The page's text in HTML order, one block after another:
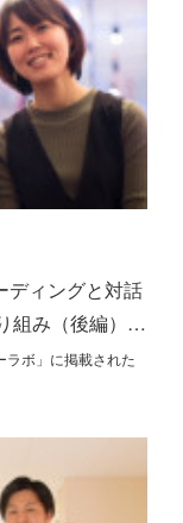
ディングと対話
組み（後編）…
ラボ」に掲載された